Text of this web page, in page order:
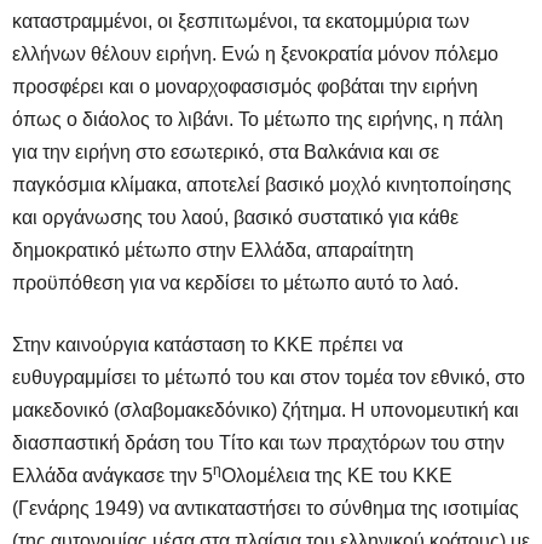
καταστραμμένοι, οι ξεσπιτωμένοι, τα εκατομμύρια των
ελλήνων θέλουν ειρήνη. Ενώ η ξενοκρατία μόνον πόλεμο
προσφέρει και ο μοναρχοφασισμός φοβάται την ειρήνη
όπως ο διάολος το λιβάνι. Το μέτωπο της ειρήνης, η πάλη
για την ειρήνη στο εσωτερικό, στα Βαλκάνια και σε
παγκόσμια κλίμακα, αποτελεί βασικό μοχλό κινητοποίησης
και οργάνωσης του λαού, βασικό συστατικό για κάθε
δημοκρατικό μέτωπο στην Ελλάδα, απαραίτητη
προϋπόθεση για να κερδίσει το μέτωπο αυτό το λαό.
Στην καινούργια κατάσταση το ΚΚΕ πρέπει να
ευθυγραμμίσει το μέτωπό του και στον τομέα τον εθνικό, στο
μακεδονικό (σλαβομακεδόνικο) ζήτημα. Η υπονομευτική και
διασπαστική δράση του Τίτο και των πραχτόρων του στην
Ελλάδα ανάγκασε την 5ηΟλομέλεια της ΚΕ του ΚΚΕ
(Γενάρης 1949) να αντικαταστήσει το σύνθημα της ισοτιμίας